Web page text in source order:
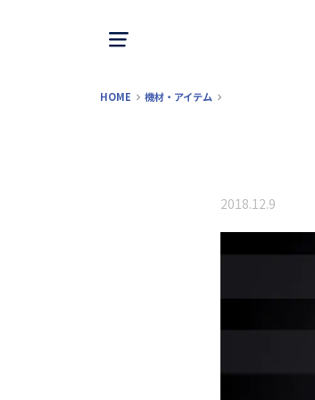
HOME 機材・アイテム
2018.12.9